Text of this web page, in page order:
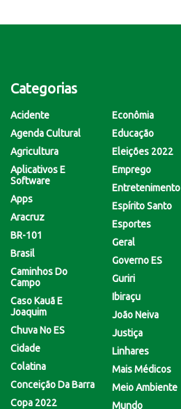
Categorias
Acidente
Agenda Cultural
Agricultura
Aplicativos E
Software
Apps
Aracruz
BR-101
Brasil
Caminhos Do
Campo
Caso Kauã E
Joaquim
Chuva No ES
Cidade
Colatina
Conceição Da Barra
Copa 2022
Econômia
Educação
Eleições 2022
Emprego
Entretenimento
Espírito Santo
Esportes
Geral
Governo ES
Guriri
Ibiraçu
João Neiva
Justiça
Linhares
Mais Médicos
Meio Ambiente
Mundo